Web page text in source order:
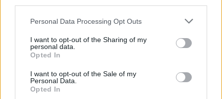
Personal Data Processing Opt Outs
I want to opt-out of the Sharing of my
personal data.
Opted In
I want to opt-out of the Sale of my
Personal Data.
Opted In
TAIP PAT SKAITYKITE